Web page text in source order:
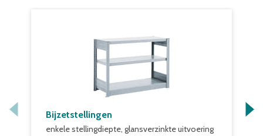
Bijzetstellingen
enkele stellingdiepte, glansverzinkte uitvoering